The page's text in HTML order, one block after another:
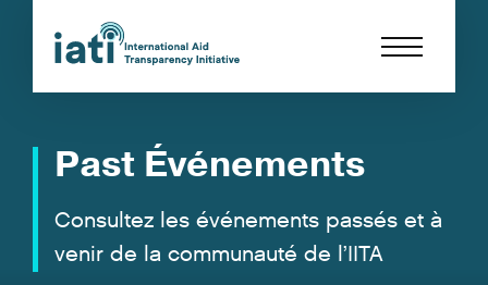
Past Événements
Consultez les événements passés et à
venir de la communauté de l’IITA